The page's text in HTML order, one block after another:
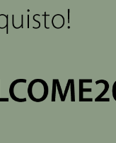
rendendo
come